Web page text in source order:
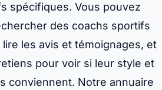
spécifiques. Vous pouvez
des coachs sportifs
les avis et témoignages, et
pour voir si leur style et
conviennent. Notre annuaire